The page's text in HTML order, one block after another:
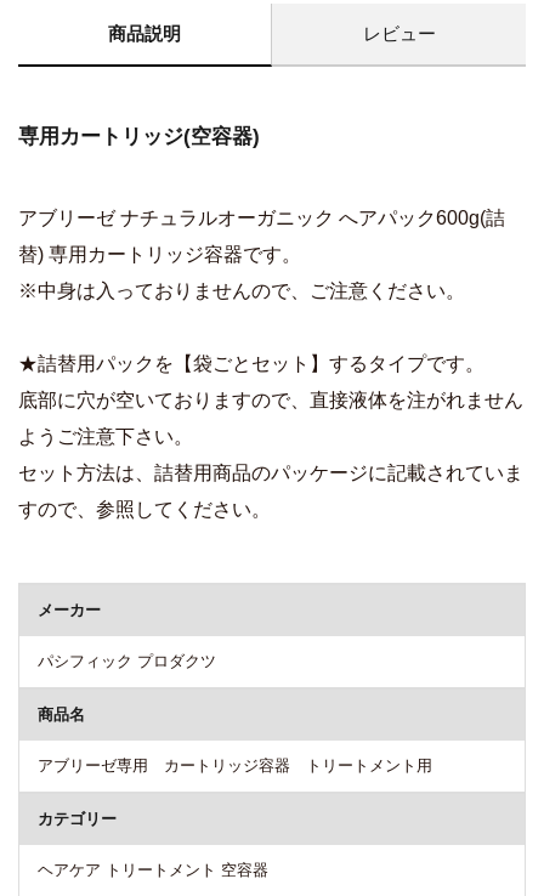
商品説明 レビュー
専用カートリッジ(空容器)
アブリーゼ ナチュラルオーガニック へアパック600g(詰
替) 専用カートリッジ容器です。
※中身は入っておりませんので、ご注意ください。
★詰替用パックを【袋ごとセット】するタイプです。
底部に穴が空いておりますので、直接液体を注がれません
ようご注意下さい。
セット方法は、詰替用商品のパッケージに記載されていま
すので、参照してください。
メーカー
パシフィック プロダクツ
商品名
アブリーゼ専用 カートリッジ容器 トリートメント用
カテゴリー
ヘアケア トリートメント 空容器